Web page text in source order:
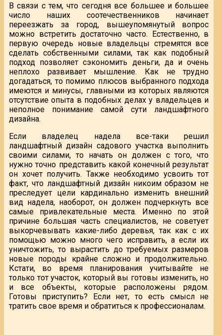
В связи с тем, что сегодня все большее и большее
число наших соотечественников начинает
переезжать за город, вышеупомянутый вопрос
можно встретить достаточно часто. Естественно, в
первую очередь новые владельцы стремятся все
сделать собственными силами, так как подобный
подход позволяет сэкономить деньги, да и очень
неплохо развивает мышление. Как не трудно
догадаться, то помимо плюсов выбранного подхода
имеются и минусы, главными из которых являются
отсутствие опыта в подобных делах у владельцев и
неполное понимание самой сути ландшафтного
дизайна.
Если владелец надела все-таки решил
ландшафтный дизайн садового участка выполнить
своими силами, то начать он должен с того, что
нужно точно представить какой конечный результат
он хочет получить. Также необходимо усвоить тот
факт, что ландшафтный дизайн никоим образом не
преследует цели кардинально изменить внешний
вид надела, наоборот, он должен подчеркнуть все
самые привлекательные места. Именно по этой
причине большая часть специалистов, не советует
выкорчевывать какие-либо деревья, так как с их
помощью можно много чего исправить, а если их
уничтожить, то вырастить до требуемых размеров
новые породы крайне сложно и продолжительно.
Кстати, во время планирования учитывайте не
только тот участок, который вы готовы изменить, но
и все объекты, которые расположены рядом.
Готовы приступить? Если нет, то есть смысл не
тратить свое время и обратиться к профессионалам.